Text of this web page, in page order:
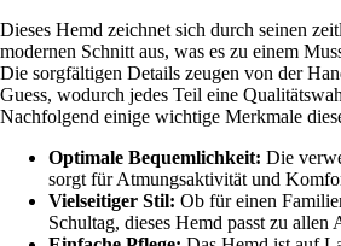
Dieses Hemd zeichnet sich durch seinen
modernen Schnitt aus, was es zu einem
Die sorgfältigen Details zeugen von der
Guess, wodurch jedes Teil eine
Nachfolgend einige wichtige Merkmale
Optimale Bequemlichkeit: Die
sorgt für Atmungsaktivität und
Vielseitiger Stil: Ob für einen
Schultag, dieses Hemd passt zu allen